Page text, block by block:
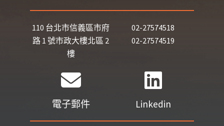
110 台北市信義區市府
路 1 號市政大樓北區 2
樓
02-27574518
02-27574519
電子郵件 Linkedin